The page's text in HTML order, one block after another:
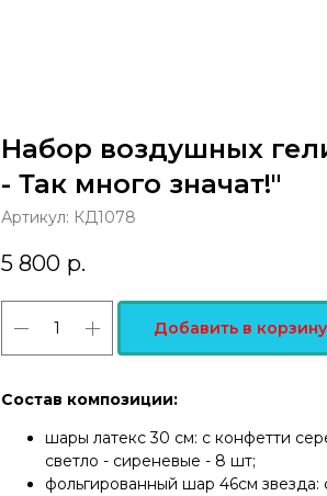
Набор воздушных
- Так много значат!"
Артикул: КД1078
5 800 р.
Добавить в корзину
Состав композиции:
шары латекс 30 см: с конфетти
светло - сиреневые - 8 шт;
фольгированный шар 46см звезда: